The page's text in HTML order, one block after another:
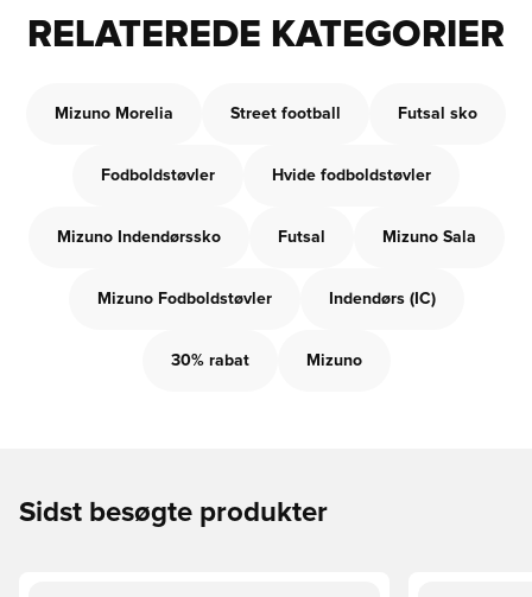
RELATEREDE KATEGORIER
Mizuno Morelia Street football Futsal sko
Fodboldstøvler Hvide fodboldstøvler
Mizuno Indendørssko Futsal Mizuno Sala
Mizuno Fodboldstøvler Indendørs (IC)
30% rabat Mizuno
Sidst besøgte produkter